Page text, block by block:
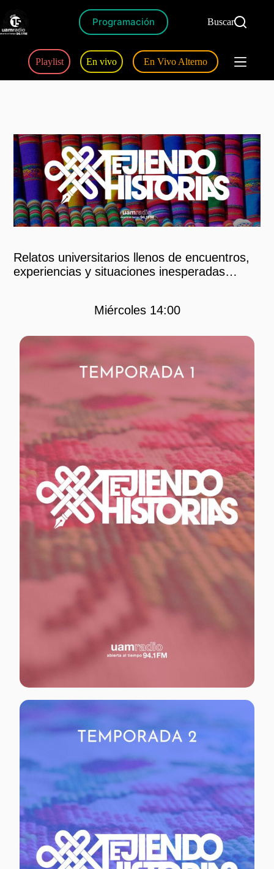
Programación Buscar
Playlist En vivo En Vivo Alterno
Relatos universitarios llenos de encuentros,
experiencias y situaciones inesperadas…
Miércoles 14:00